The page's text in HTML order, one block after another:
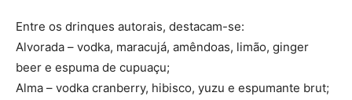
Entre os drinques autorais, destacam-se:
Alvorada – vodka, maracujá, amêndoas, limão, ginger
beer e espuma de cupuaçu;
Alma – vodka cranberry, hibisco, yuzu e espumante brut;